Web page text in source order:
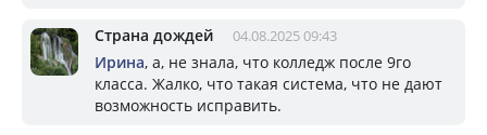
Страна дождей 04.08.2025 09:43
Ирина, а, не знала, что колледж после 9го
класса. Жалко, что такая система, что не дают
возможность исправить.